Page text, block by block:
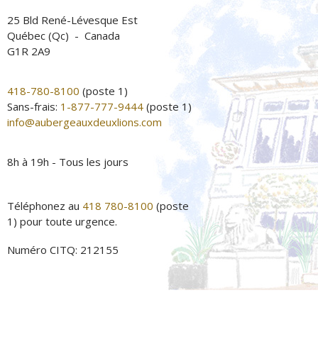
25 Bld René-Lévesque Est
Québec (Qc) - Canada
G1R 2A9
418-780-8100 (poste 1)
Sans-frais: 1-877-777-9444 (poste 1)
info@aubergeauxdeuxlions.com
8h à 19h - Tous les jours
Téléphonez au 418 780-8100 (poste
1) pour toute urgence.
Numéro CITQ: 212155